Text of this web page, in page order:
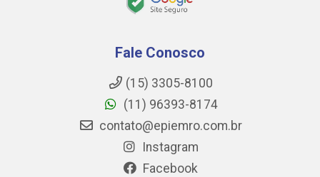
Fale Conosco
(15) 3305-8100
(11) 96393-8174
contato@epiemro.com.br
Instagram
Facebook